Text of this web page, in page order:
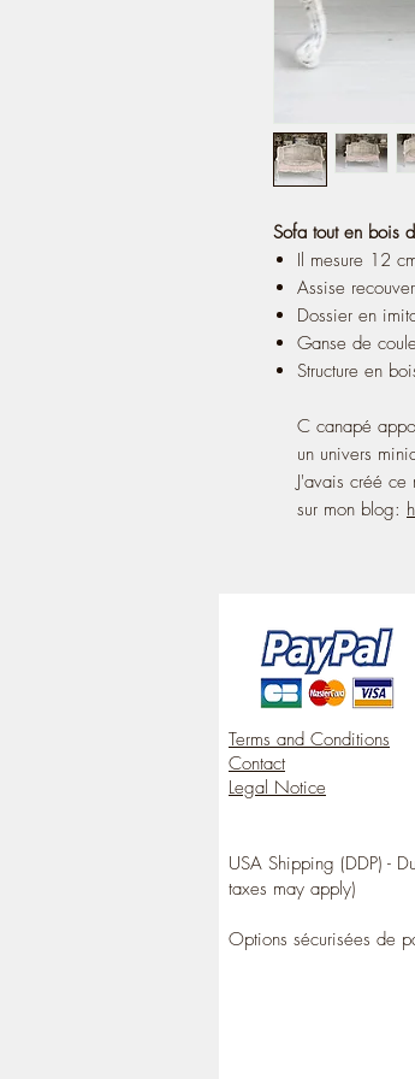
Sofa tout en bois
Il mesure 12
Assise
Dossier en
Ganse de
Structure en
C canapé
un univers
J'avais créé
sur mon blog:
Terms and Conditions
Contact
Legal Notice
USA Shipping (DDP) -
taxes may apply)
Options sécurisées de